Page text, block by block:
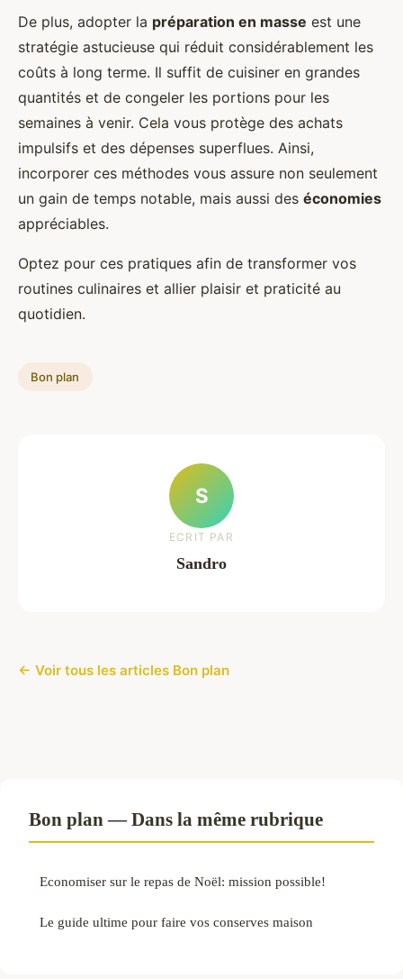
De plus, adopter la préparation en masse est une
stratégie astucieuse qui réduit considérablement les
coûts à long terme. Il suffit de cuisiner en grandes
quantités et de congeler les portions pour les
semaines à venir. Cela vous protège des achats
impulsifs et des dépenses superflues. Ainsi,
incorporer ces méthodes vous assure non seulement
un gain de temps notable, mais aussi des économies
appréciables.
Optez pour ces pratiques afin de transformer vos
routines culinaires et allier plaisir et praticité au
quotidien.
Bon plan
S
ECRIT PAR
Sandro
← Voir tous les articles Bon plan
Bon plan — Dans la même rubrique
Economiser sur le repas de Noël: mission possible!
Le guide ultime pour faire vos conserves maison